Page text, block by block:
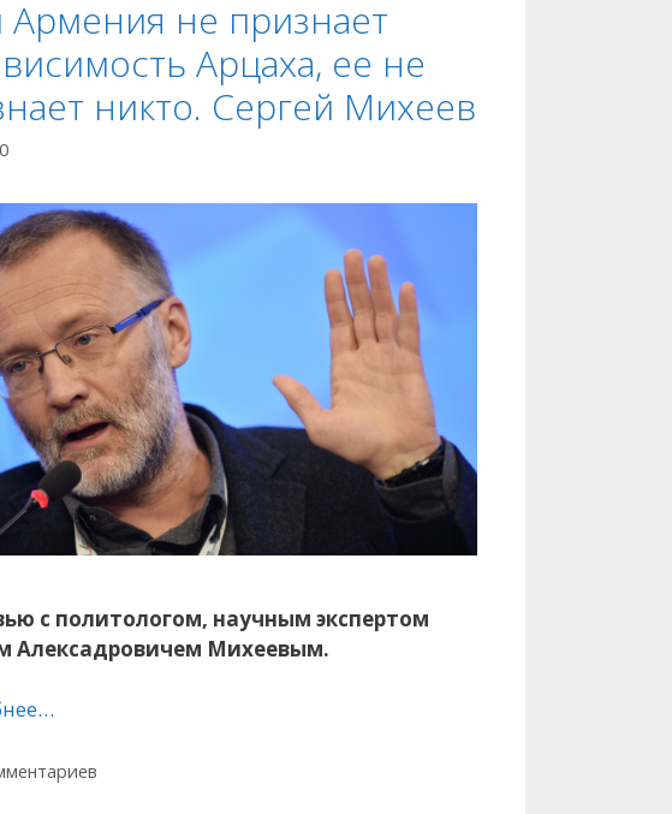
Армения не признает
Арцаха, ее не
никто. Сергей Михеев
с политологом, научным экспертом
Алексадровичем Михеевым.